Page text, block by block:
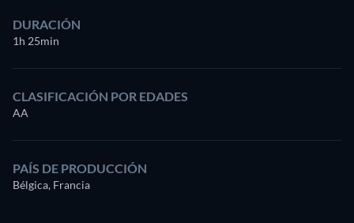
DURACIÓN
1h 25min
CLASIFICACIÓN POR EDADES
AA
PAÍS DE PRODUCCIÓN
Bélgica, Francia